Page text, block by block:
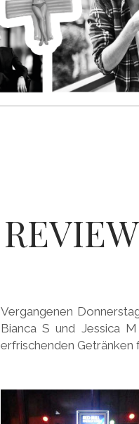
Vergangenen
Bianca S und Jessica
erfrischenden Getränken